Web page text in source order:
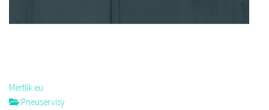
Mertlík.eu
Pneuservisy